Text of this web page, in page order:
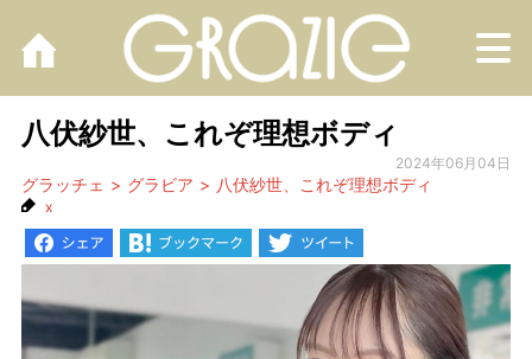
八伏紗世、これぞ理想ボディ
2024年06月04日
グラッチェ グラビア 八伏紗世、これぞ理想ボディ
x